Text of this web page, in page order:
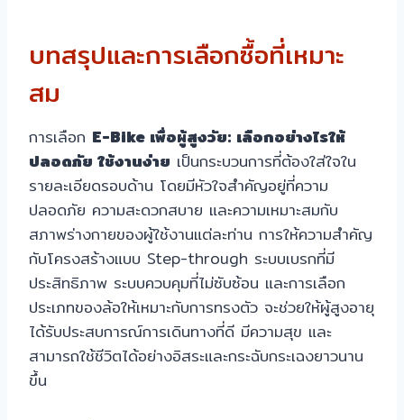
บทสรุปและการเลือกซื้อที่เหมาะ
สม
การเลือก E-Bike เพื่อผู้สูงวัย: เลือกอย่างไรให้
ปลอดภัย ใช้งานง่าย เป็นกระบวนการที่ต้องใส่ใจใน
รายละเอียดรอบด้าน โดยมีหัวใจสำคัญอยู่ที่ความ
ปลอดภัย ความสะดวกสบาย และความเหมาะสมกับ
สภาพร่างกายของผู้ใช้งานแต่ละท่าน การให้ความสำคัญ
กับโครงสร้างแบบ Step-through ระบบเบรกที่มี
ประสิทธิภาพ ระบบควบคุมที่ไม่ซับซ้อน และการเลือก
ประเภทของล้อให้เหมาะกับการทรงตัว จะช่วยให้ผู้สูงอายุ
ได้รับประสบการณ์การเดินทางที่ดี มีความสุข และ
สามารถใช้ชีวิตได้อย่างอิสระและกระฉับกระเฉงยาวนาน
ขึ้น